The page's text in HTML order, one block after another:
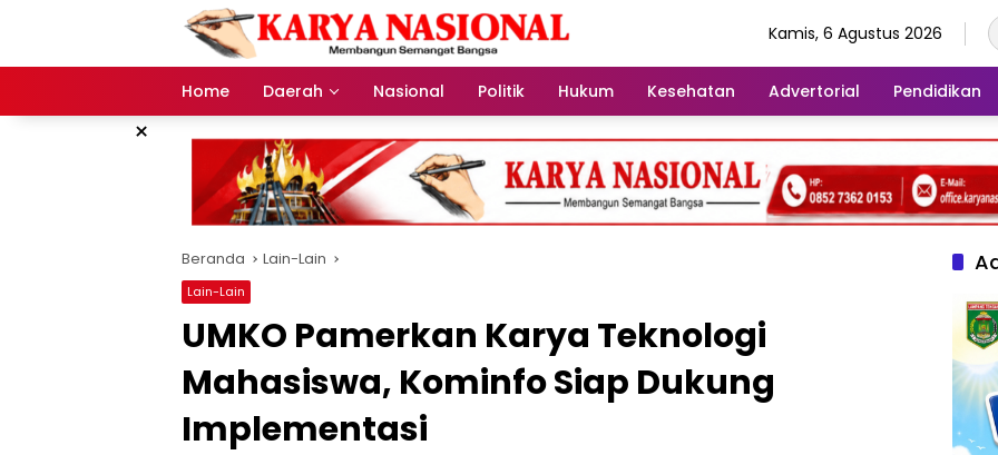
Kamis, 6 Agustus 2026
Home Daerah Nasional Politik Hukum Kesehatan Advertorial Pendidikan
×
Beranda Lain-Lain
Lain-Lain
UMKO Pamerkan Karya Teknologi
Mahasiswa, Kominfo Siap Dukung
Implementasi